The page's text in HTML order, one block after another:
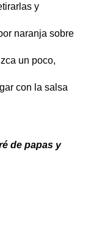
y
naranja sobre
un poco,
con la salsa
de papas y